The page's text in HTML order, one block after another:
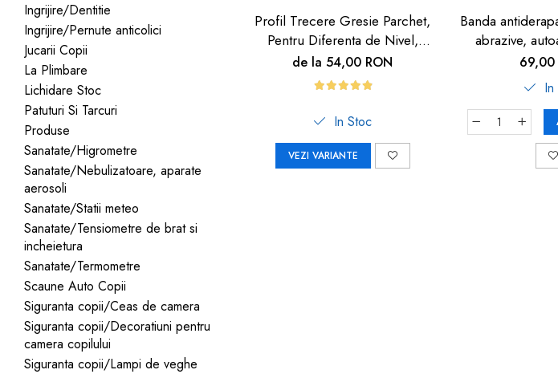
Ingrijire/Dentitie
Ingrijire/Pernute anticolici
Jucarii Copii
La Plimbare
Lichidare Stoc
Patuturi Si Tarcuri
Produse
Sanatate/Higrometre
Sanatate/Nebulizatoare, aparate
aerosoli
Sanatate/Statii meteo
Sanatate/Tensiometre de brat si
incheietura
Sanatate/Termometre
Scaune Auto Copii
Siguranta copii/Ceas de camera
Siguranta copii/Decoratiuni pentru
camera copilului
Siguranta copii/Lampi de veghe
Profil Trecere Gresie Parchet,
Pentru Diferenta de Nivel,
Culoare Lemn Închis,
Autoadeziv, 90cm
de la 54,00 RON
In Stoc
VEZI VARIANTE
Banda
abrazive,
69,00